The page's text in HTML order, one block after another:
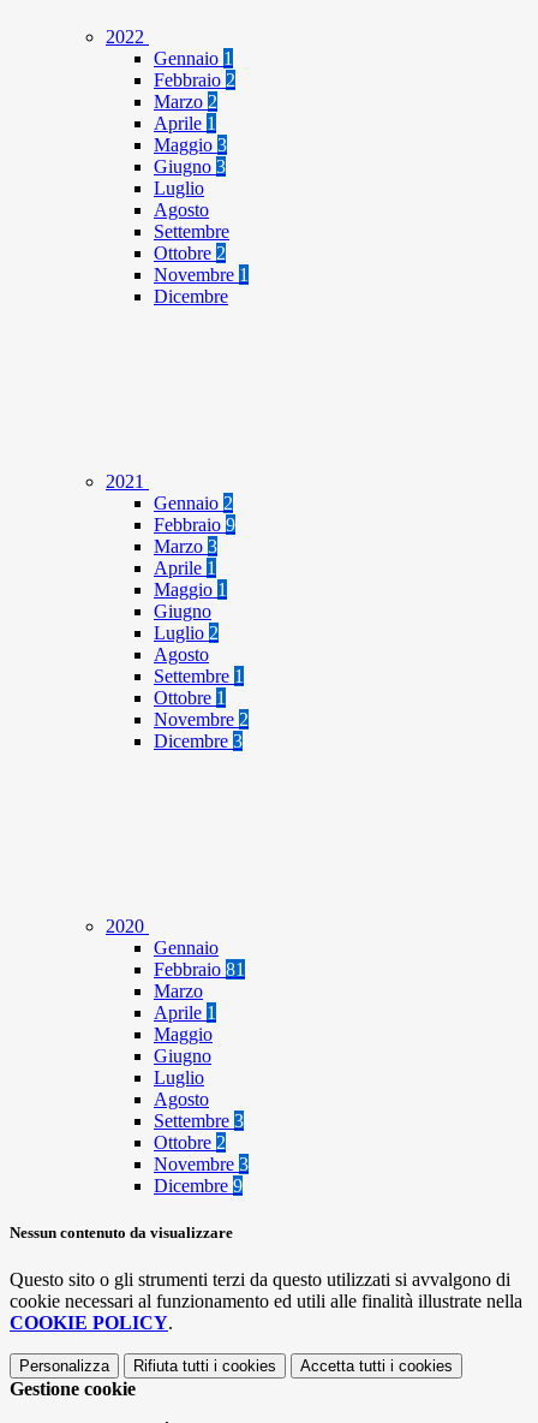
2022
Gennaio 1
Febbraio 2
Marzo 2
Aprile 1
Maggio 3
Giugno 3
Luglio
Agosto
Settembre
Ottobre 2
Novembre 1
Dicembre
2021
Gennaio 2
Febbraio 9
Marzo 3
Aprile 1
Maggio 1
Giugno
Luglio 2
Agosto
Settembre 1
Ottobre 1
Novembre 2
Dicembre 3
2020
Gennaio
Febbraio 81
Marzo
Aprile 1
Maggio
Giugno
Luglio
Agosto
Settembre 3
Ottobre 2
Novembre 3
Dicembre 9
Nessun contenuto da visualizzare
Questo sito o gli strumenti terzi da questo utilizzati si avvalgono di
cookie necessari al funzionamento ed utili alle finalità illustrate nella
COOKIE POLICY.
Personalizza Rifiuta tutti i cookies Accetta tutti i cookies
Gestione cookie